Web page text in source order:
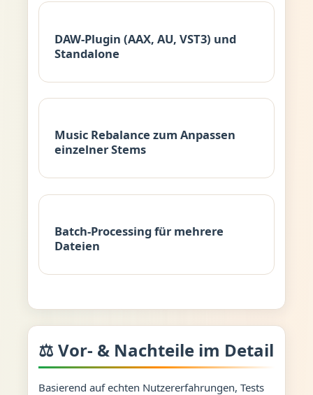
DAW-Plugin (AAX, AU, VST3) und
Standalone
Music Rebalance zum Anpassen
einzelner Stems
Batch-Processing für mehrere
Dateien
⚖️ Vor- & Nachteile im Detail
Basierend auf echten Nutzererfahrungen, Tests